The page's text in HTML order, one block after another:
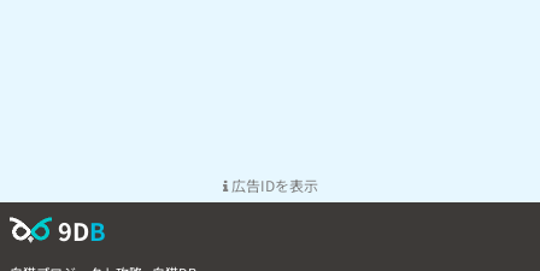
広告IDを表示
9DB